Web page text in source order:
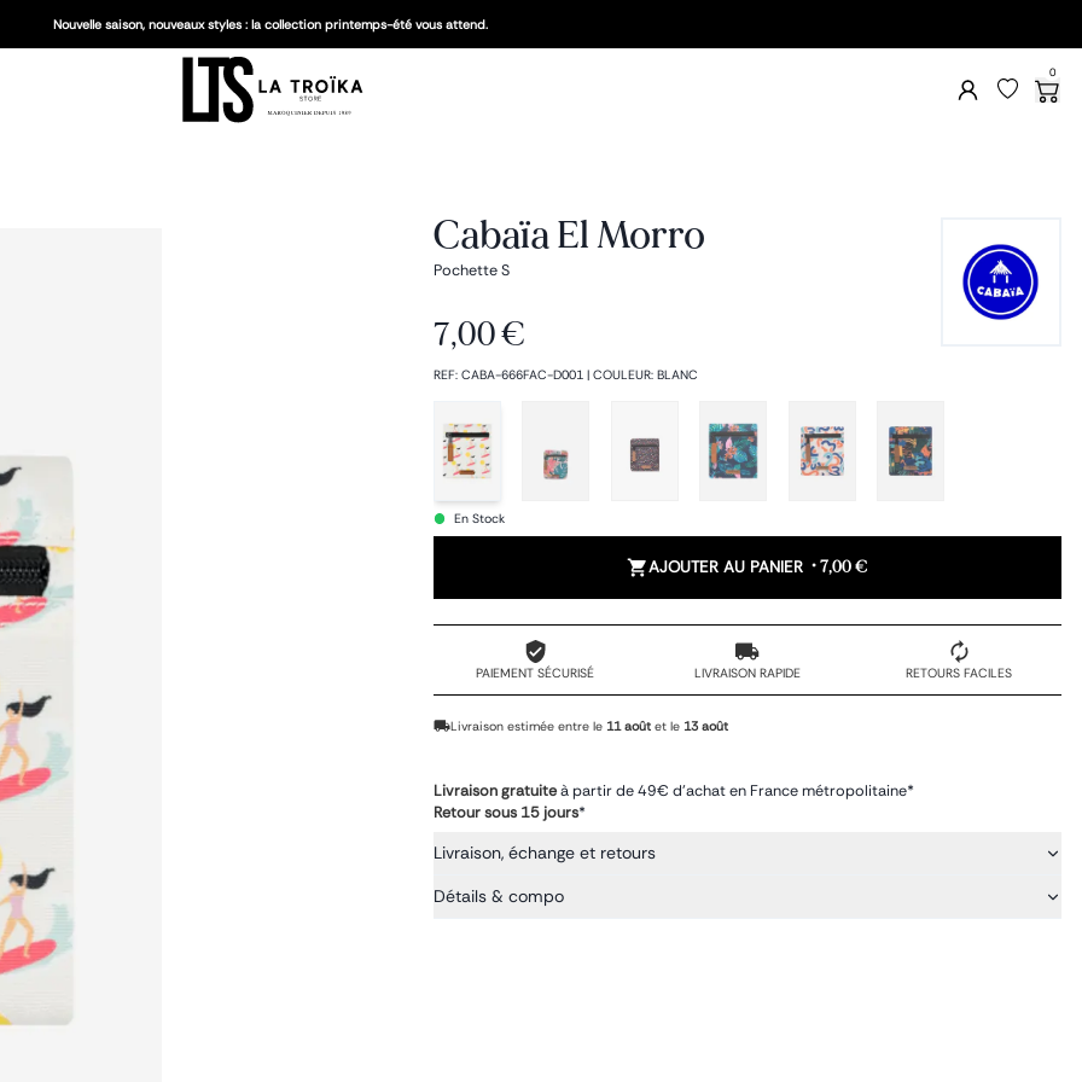
Nouvelle saison, nouveaux styles : la collection printemps-été vous attend.
0
Cabaïa El Morro
Pochette S
7,00 €
REF: CABA-666FAC-D001| COULEUR: BLANC
En Stock
AJOUTER AU PANIER •7,00 €
PAIEMENT SÉCURISÉ LIVRAISON RAPIDE RETOURS FACILES
Livraison estimée entre le 11 août et le 13 août
Livraison gratuiteà partir de 49€ d'achat en France métropolitaine*
Retour sous 15 jours*
Livraison, échange et retours
Détails & compo